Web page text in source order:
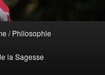
/ Philosophie
la Sagesse